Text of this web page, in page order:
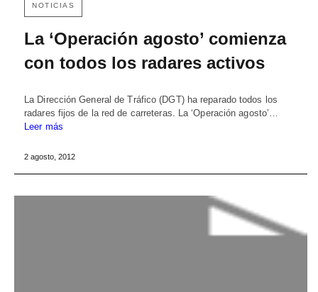
NOTICIAS
La ‘Operación agosto’ comienza
con todos los radares activos
La Dirección General de Tráfico (DGT) ha reparado todos los
radares fijos de la red de carreteras. La ‘Operación agosto’…
Leer más
2 agosto, 2012